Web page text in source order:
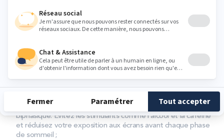
phases ?
Nos conseils pour la mise en place de votre sieste quotidienne :
Particulièrement pendant la
maintenez une régularité et un respect des horaires. Vous
pouvez commencer par intégrer une sieste de 20 minutes
pendant quelques jours et observer votre réaction avant de
prolonger la période de repos ;
habitudes de sommeil saines
biphasique. Évitez les stimulants comme l’alcool et la caféine
et réduisez votre exposition aux écrans avant chaque phase
de sommeil ;